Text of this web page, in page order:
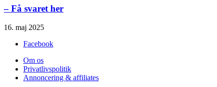
– Få svaret her
16. maj 2025
Facebook
Om os
Privatlivspolitik
Annoncering & affiliates